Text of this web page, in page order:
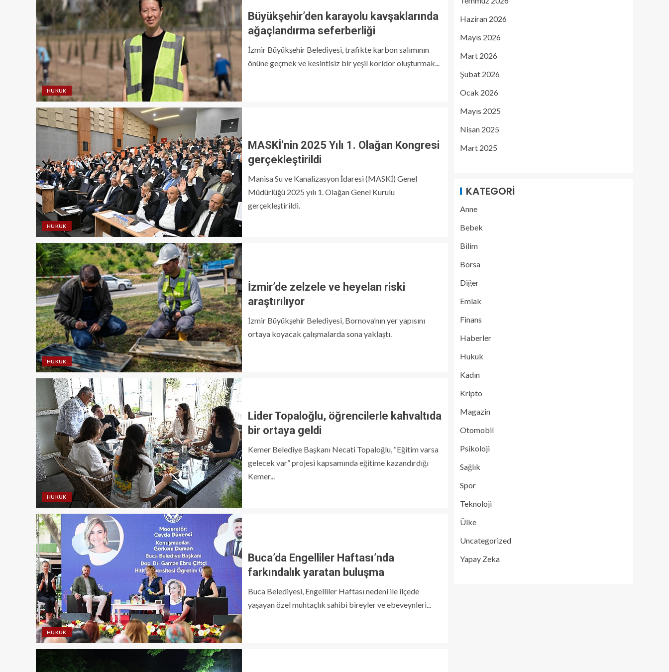
HUKUK
Büyükşehir’den karayolu kavşaklarında
ağaçlandırma seferberliği
İzmir Büyükşehir Belediyesi, trafikte karbon salımının
önüne geçmek ve kesintisiz bir yeşil koridor oluşturmak...
HUKUK
MASKİ’nin 2025 Yılı 1. Olağan Kongresi
gerçekleştirildi
Manisa Su ve Kanalizasyon İdaresi (MASKİ) Genel
Müdürlüğü 2025 yılı 1. Olağan Genel Kurulu
gerçekleştirildi.
HUKUK
İzmir’de zelzele ve heyelan riski
araştırılıyor
İzmir Büyükşehir Belediyesi, Bornova’nın yer yapısını
ortaya koyacak çalışmalarda sona yaklaştı.
HUKUK
Lider Topaloğlu, öğrencilerle kahvaltıda
bir ortaya geldi
Kemer Belediye Başkanı Necati Topaloğlu, “Eğitim varsa
gelecek var” projesi kapsamında eğitime kazandırdığı
Kemer...
HUKUK
Buca’da Engelliler Haftası’nda
farkındalık yaratan buluşma
Buca Belediyesi, Engelliler Haftası nedeni ile ilçede
yaşayan özel muhtaçlık sahibi bireyler ve ebeveynleri...
Haziran 2026
Mayıs 2026
Mart 2026
Şubat 2026
Ocak 2026
Mayıs 2025
Nisan 2025
Mart 2025
KATEGORI
Anne
Bebek
Bilim
Borsa
Diğer
Emlak
Finans
Haberler
Hukuk
Kadın
Kripto
Magazin
Otomobil
Psikoloji
Sağlık
Spor
Teknoloji
Ülke
Uncategorized
Yapay Zeka